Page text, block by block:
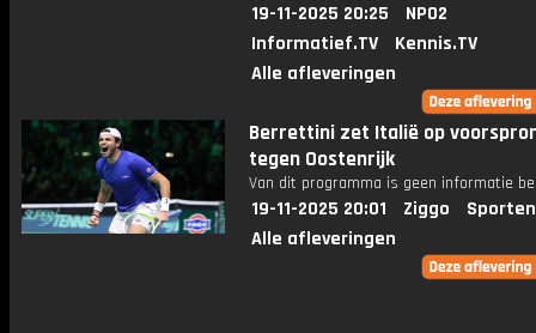
19-11-2025 20:25
NPO2
Informatief.TV
Kennis.TV
Alle afleveringen
Berrettini zet Italië op
tegen Oostenrijk
Van dit programma is geen informatie
19-11-2025 20:01 Ziggo
Alle afleveringen